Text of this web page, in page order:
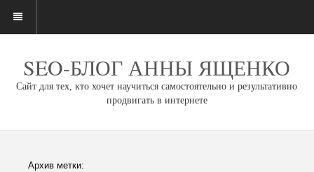
SEO-БЛОГ АННЫ ЯЩЕНКО
Сайт для тех, кто хочет научиться самостоятельно и результативно
продвигать в интернете
Архив метки: